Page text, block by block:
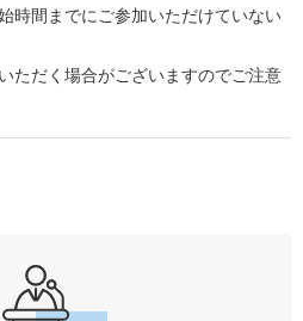
時間までにご参加いただけていない
ただく場合がございますのでご注意